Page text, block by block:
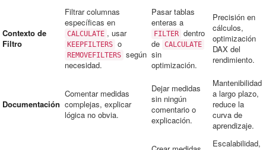
Contexto de
Filtro
Filtrar columnas
específicas en
CALCULATE , usar
KEEPFILTERS o
REMOVEFILTERS según
necesidad.
Pasar tablas
enteras a
FILTER dentro
de CALCULATE
sin
optimización.
Precisión en
cálculos,
optimización
DAX del
rendimiento.
Documentación
Comentar medidas
complejas, explicar
lógica no obvia.
Dejar medidas
sin ningún
comentario o
explicación.
Mantenibilidad
a largo plazo,
reduce la
curva de
aprendizaje.
Escalabilidad,